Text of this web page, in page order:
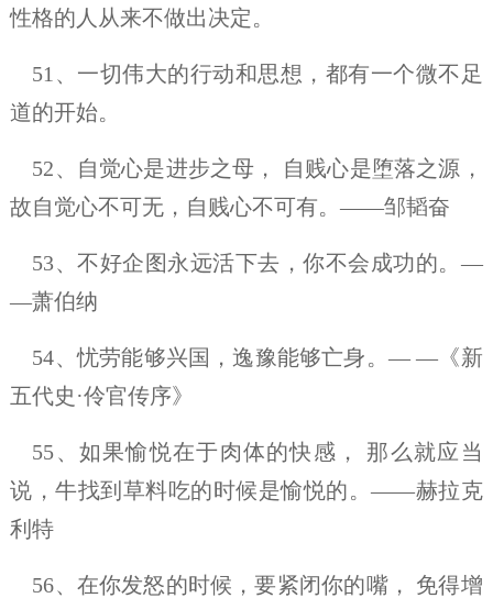
性格的人从来不做出决定。
51、一切伟大的行动和思想，都有一个微不足
道的开始。
52、自觉心是进步之母， 自贱心是堕落之源，
故自觉心不可无，自贱心不可有。——邹韬奋
53、不好企图永远活下去，你不会成功的。—
—萧伯纳
54、忧劳能够兴国，逸豫能够亡身。— —《新
五代史·伶官传序》
55、如果愉悦在于肉体的快感， 那么就应当
说，牛找到草料吃的时候是愉悦的。——赫拉克
利特
56、在你发怒的时候，要紧闭你的嘴， 免得增